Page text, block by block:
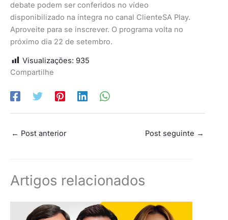
debate podem ser conferidos no vídeo
disponibilizado na íntegra no canal ClienteSA Play.
Aproveite para se inscrever. O programa volta no
próximo dia 22 de setembro.
Visualizações: 935
Compartilhe
← Post anterior Post seguinte →
Artigos relacionados